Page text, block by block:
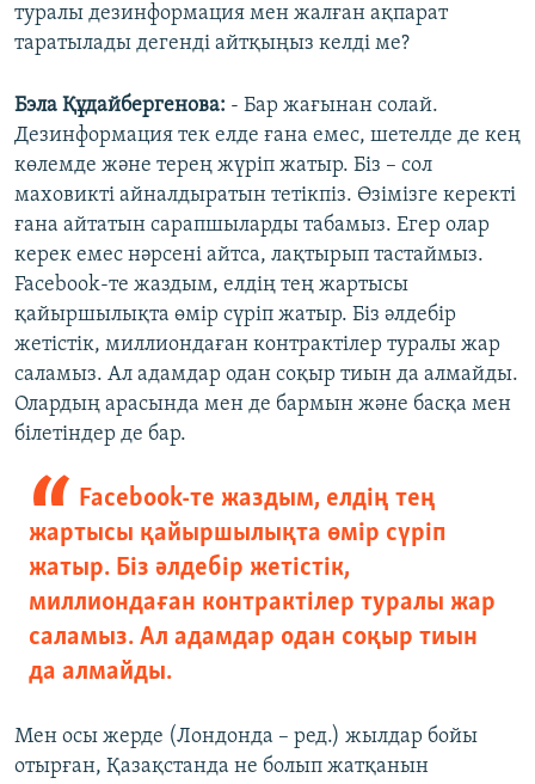
туралы дезинформация мен жалған ақпарат
таратылады дегенді айтқыңыз келді ме?
Бэла Құдайбергенова: - Бар жағынан солай.
Дезинформация тек елде ғана емес, шетелде де кең
көлемде және терең жүріп жатыр. Біз – сол
маховикті айналдыратын тетікпіз. Өзімізге керекті
ғана айтатын сарапшыларды табамыз. Егер олар
керек емес нәрсені айтса, лақтырып тастаймыз.
Facebook-те жаздым, елдің тең жартысы
қайыршылықта өмір сүріп жатыр. Біз әлдебір
жетістік, миллиондаған контрактілер туралы жар
саламыз. Ал адамдар одан соқыр тиын да алмайды.
Олардың арасында мен де бармын және басқа мен
білетіндер де бар.
Facebook-те жаздым, елдің тең
жартысы қайыршылықта өмір сүріп
жатыр. Біз әлдебір жетістік,
миллиондаған контрактілер туралы жар
саламыз. Ал адамдар одан соқыр тиын
да алмайды.
Мен осы жерде (Лондонда – ред.) жылдар бойы
отырған, Қазақстанда не болып жатқанын